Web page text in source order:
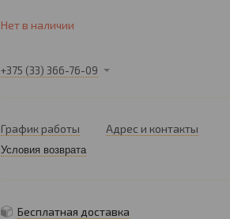
Нет в наличии
+375 (33) 366-76-09
График работы Адрес и контакты
Условия возврата
Бесплатная доставка